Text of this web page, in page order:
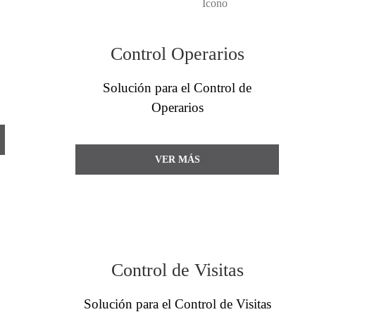
Control Operarios
Solución para el Control de
Operarios
VER MÁS
Control de Visitas
Solución para el Control de Visitas